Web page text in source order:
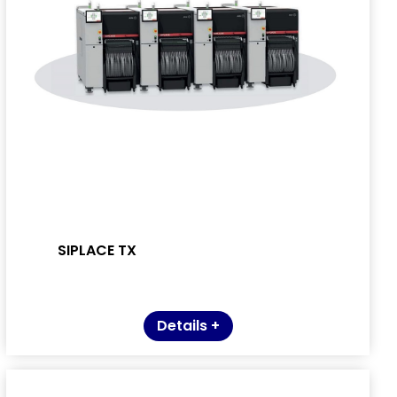
SIPLACE TX
Details +